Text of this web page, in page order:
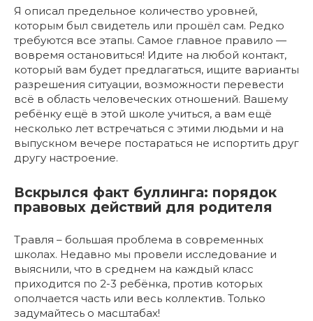
Я описал предельное количество уровней,
которым был свидетель или прошёл сам. Редко
требуются все этапы. Самое главное правило —
вовремя остановиться! Идите на любой контакт,
который вам будет предлагаться, ищите варианты
разрешения ситуации, возможности перевести
всё в область человеческих отношений. Вашему
ребёнку ещё в этой школе учиться, а вам ещё
несколько лет встречаться с этими людьми и на
выпускном вечере постараться не испортить друг
другу настроение.
Вскрылся факт буллинга: порядок
правовых действий для родителя
Травля – большая проблема в современных
школах. Недавно мы провели исследование и
выяснили, что в среднем на каждый класс
приходится по 2-3 ребёнка, против которых
ополчается часть или весь коллектив. Только
задумайтесь о масштабах!